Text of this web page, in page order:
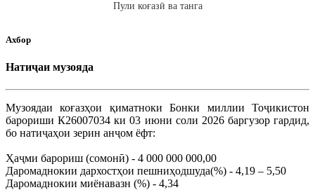
Пули коғазӣ ва танга
Ахбор
Натиҷаи музояда
Музоядаи коғазҳои қиматноки Бонки миллии Тоҷикистон
барориши К26007034 ки 03 июни соли 2026 баргузор гардид,
бо натиҷаҳои зерин анҷом ёфт:
Ҳаҷми барориш (сомонӣ) - 4 000 000 000,00
Даромаднокии дархостҳои пешниҳодшуда(%) - 4,19 – 5,50
Даромаднокии миёнавазн (%) - 4,34